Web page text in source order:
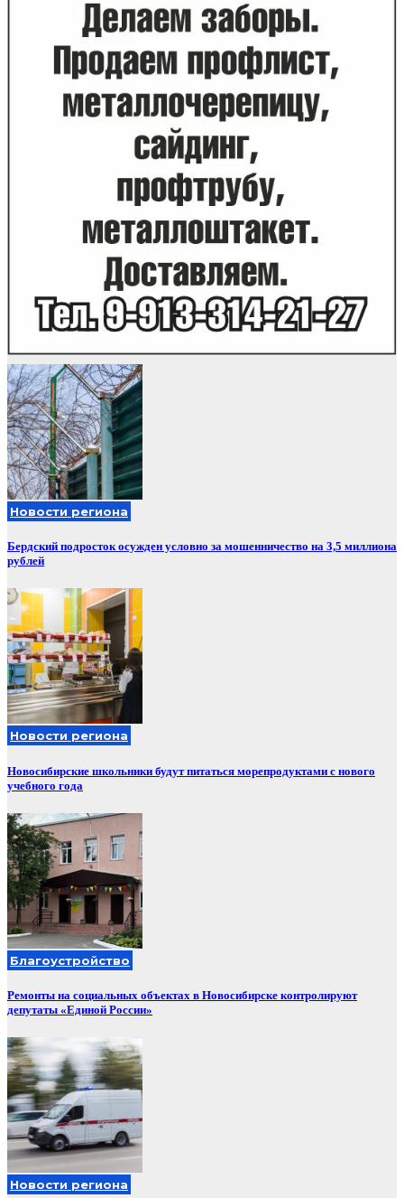
Новости региона
Бердский подросток осужден условно за мошенничество на 3,5 миллиона
рублей
Новости региона
Новосибирские школьники будут питаться морепродуктами с нового
учебного года
Благоустройство
Ремонты на социальных объектах в Новосибирске контролируют
депутаты «Единой России»
Новости региона